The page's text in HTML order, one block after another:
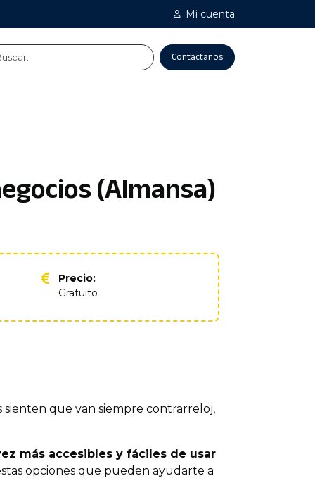
Mi cuenta
Contáctanos
(Almansa)
Precio:
Gratuito
que van siempre contrarreloj,
más accesibles y fáciles de usar
opciones que pueden ayudarte a